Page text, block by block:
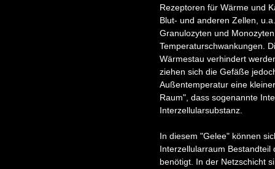
Rezeptoren für Wärme und
Blut- und anderen Zellen,
Granulozyten und
Temperaturschwankungen.
Wärmestau verhindert
ziehen sich die Gefäße
Außentemperatur eine
Raum", dass sogenannte
Interzellularsubstanz.
In diesem "Gelee" können
Interzellularraum
benötigt. In der Netzschicht